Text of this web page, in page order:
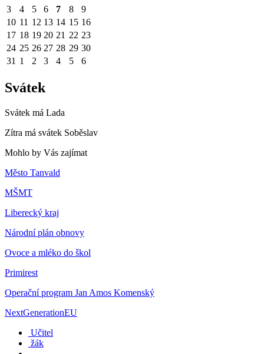
3
4 5 6 7 8
9
10 11 12 13 14 15 16
17 18 19 20 21 22 23
24 25 26 27 28 29 30
31 1 2 3 4 5 6
Svátek
Svátek má Lada
Zítra má svátek Soběslav
Mohlo by Vás zajímat
Město Tanvald
MŠMT
Liberecký kraj
Národní plán obnovy
Ovoce a mléko do škol
Primirest
Operační program Jan Amos Komenský
NextGenerationEU
Učitel
žák